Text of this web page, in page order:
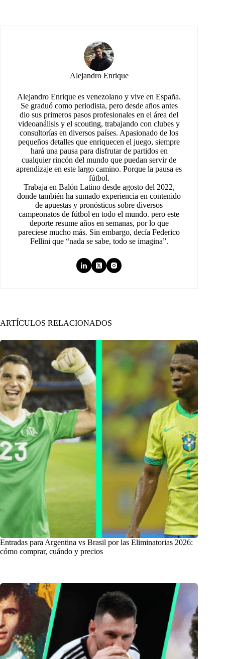
Alejandro Enrique
Alejandro Enrique es venezolano y vive en España.
Se graduó como periodista, pero desde años antes
dio sus primeros pasos profesionales en el área del
videoanálisis y el scouting, trabajando con clubes y
consultorías en diversos países. Apasionado de los
pequeños detalles que enriquecen el juego, siempre
hará una pausa para disfrutar de partidos en
cualquier rincón del mundo que puedan servir de
aprendizaje en este largo camino. Porque la pausa es
fútbol.
Trabaja en Balón Latino desde agosto del 2022,
donde también ha sumado experiencia en contenido
de apuestas y pronósticos sobre diversos
campeonatos de fútbol en todo el mundo. pero este
deporte resume años en semanas, por lo que
pareciese mucho más. Sin embargo, decía Federico
Fellini que “nada se sabe, todo se imagina”.
ARTÍCULOS RELACIONADOS
Entradas para Argentina vs Brasil por las Eliminatorias 2026:
cómo comprar, cuándo y precios